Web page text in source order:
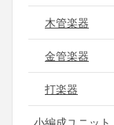
木管楽器
金管楽器
打楽器